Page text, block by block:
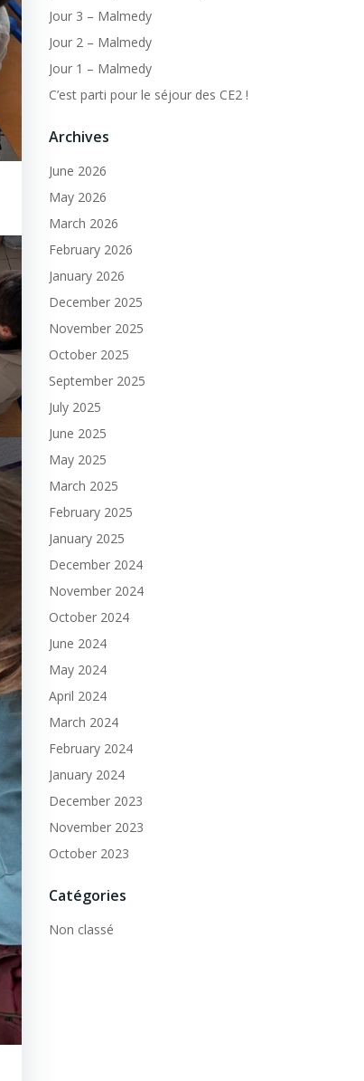
Jour 3 – Malmedy
Jour 2 – Malmedy
Jour 1 – Malmedy
C’est parti pour le séjour des CE2 !
Archives
June 2026
May 2026
March 2026
February 2026
January 2026
December 2025
November 2025
October 2025
September 2025
July 2025
June 2025
May 2025
March 2025
February 2025
January 2025
December 2024
November 2024
October 2024
June 2024
May 2024
April 2024
March 2024
February 2024
January 2024
December 2023
November 2023
October 2023
Catégories
Non classé